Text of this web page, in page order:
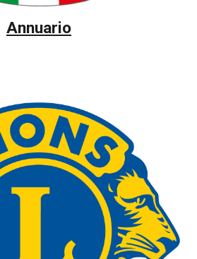
Annuario